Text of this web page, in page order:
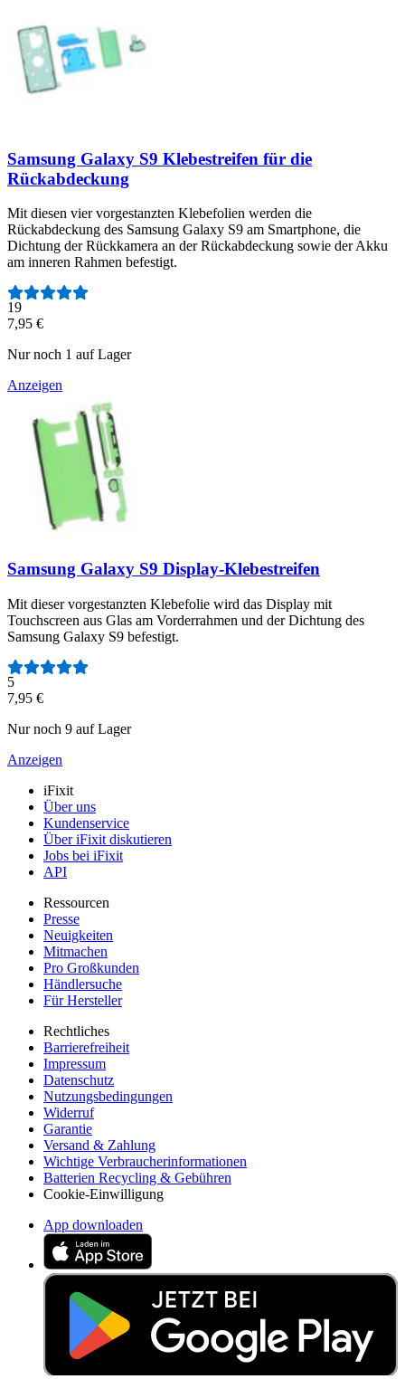
Samsung Galaxy S9 Klebestreifen für die
Rückabdeckung
Mit diesen vier vorgestanzten Klebefolien werden die
Rückabdeckung des Samsung Galaxy S9 am Smartphone, die
Dichtung der Rückkamera an der Rückabdeckung sowie der Akku
am inneren Rahmen befestigt.
Anzahl der Bewertungen:
19
7,95 €
Nur noch 1 auf Lager
Anzeigen
Samsung Galaxy S9 Display-Klebestreifen
Mit dieser vorgestanzten Klebefolie wird das Display mit
Touchscreen aus Glas am Vorderrahmen und der Dichtung des
Samsung Galaxy S9 befestigt.
Anzahl der Bewertungen:
5
7,95 €
Nur noch 9 auf Lager
Anzeigen
iFixit
Über uns
Kundenservice
Über iFixit diskutieren
Jobs bei iFixit
API
Ressourcen
Presse
Neuigkeiten
Mitmachen
Pro Großkunden
Händlersuche
Für Hersteller
Rechtliches
Barrierefreiheit
Impressum
Datenschutz
Nutzungsbedingungen
Widerruf
Garantie
Versand & Zahlung
Wichtige Verbraucherinformationen
Batterien Recycling & Gebühren
Cookie-Einwilligung
App downloaden